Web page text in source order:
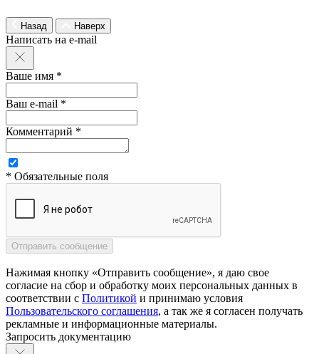
Назад Наверх
Написать на e-mail
Ваше имя *
Ваш e-mail *
Комментарий *
* Обязательные поля
Нажимая кнопку «Отправить сообщение», я даю свое
согласие на сбор и обработку моих персональных данных в
соответствии с Политикой и принимаю условия
Пользовательского соглашения, а так же я согласен получать
рекламные и информационные материалы.
Запросить документацию